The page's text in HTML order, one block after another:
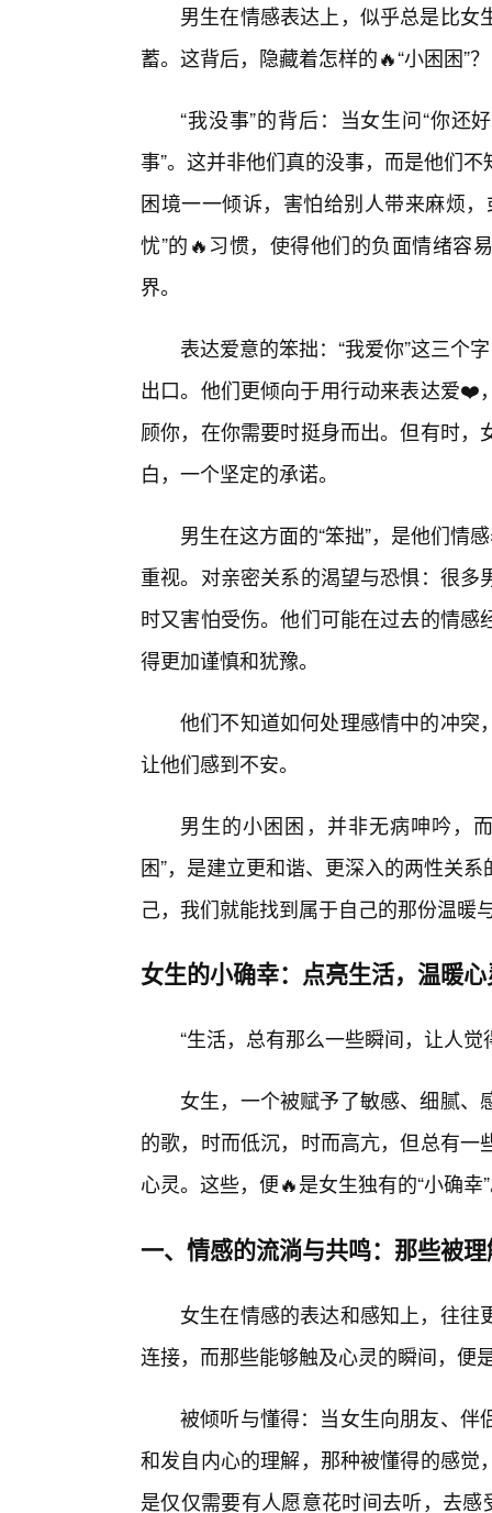
男生在情感表达上，似乎总是比
蓄。这背后，隐藏着怎样的🔥“小困困”？
“我没事”的背后：当女生问“你还
事”。这并非他们真的没事，而是他们
困境一一倾诉，害怕给别人带来麻烦
忧”的🔥习惯，使得他们的负面情绪容
界。
表达爱意的笨拙：“我爱你”这三个
出口。他们更倾向于用行动来表达爱❤️
顾你，在你需要时挺身而出。但有时
白，一个坚定的承诺。
男生在这方面的“笨拙”，是他们情
重视。对亲密关系的渴望与恐惧：很
时又害怕受伤。他们可能在过去的情
得更加谨慎和犹豫。
他们不知道如何处理感情中的冲突
让他们感到不安。
男生的小困困，并非无病呻吟，
困”，是建立更和谐、更深入的两性关
己，我们就能找到属于自己的那份温暖
女生的小确幸：点亮生活，温暖
“生活，总有那么一些瞬间，让人
女生，一个被赋予了敏感、细腻
的歌，时而低沉，时而高亢，但总有
心灵。这些，便🔥是女生独有的“小确幸
一、情感的流淌与共鸣：那些被
女生在情感的表达和感知上，往
连接，而那些能够触及心灵的瞬间，便
被倾听与懂得：当女生向朋友、伴
和发自内心的理解，那种被懂得的感
是仅仅需要有人愿意花时间去听，去